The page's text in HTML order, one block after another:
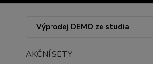
Výprodej DEMO ze studia
AKČNÍ SETY